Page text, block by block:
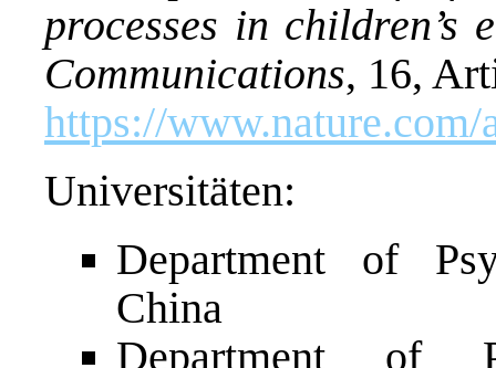
processes in children’s
Communications, 16,
https://
Universitäten:
Department of
China
Department of